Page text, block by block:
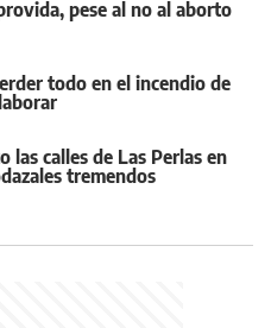
pese al no al aborto
todo en el incendio de
las calles de Las Perlas en
tremendos